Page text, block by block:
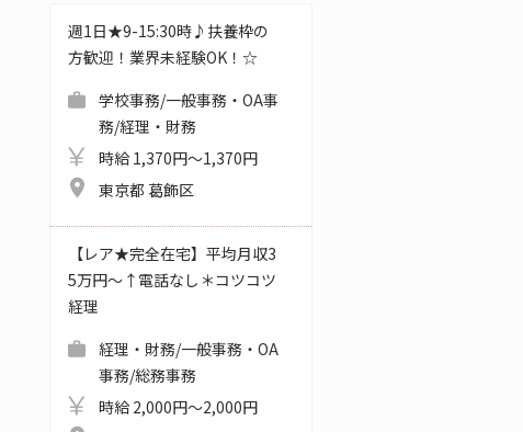
週1日★9-15:30時♪扶養枠の
方歓迎！業界未経験OK！☆
学校事務/一般事務・OA事
務/経理・財務
時給 1,370円～1,370円
東京都 葛飾区
【レア★完全在宅】平均月収3
5万円～↑電話なし＊コツコツ
経理
経理・財務/一般事務・OA
事務/総務事務
時給 2,000円～2,000円